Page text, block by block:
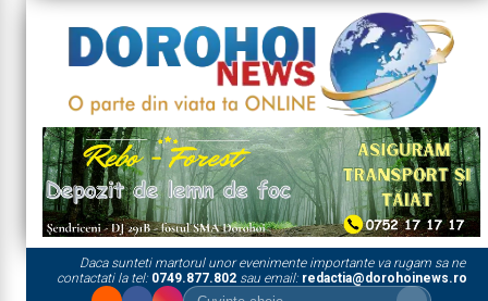
Daca sunteti martorul unor evenimente importante va rugam sa ne
contactati la tel: 0749.877.802sau email: redactia@dorohoinews.ro